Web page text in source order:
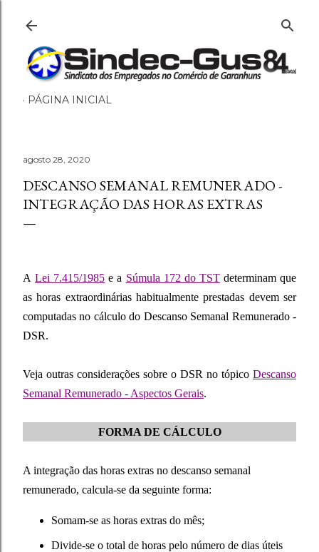
PÁGINA INICIAL
agosto 28, 2020
DESCANSO SEMANAL REMUNERADO -
INTEGRAÇÃO DAS HORAS EXTRAS
A Lei 7.415/1985 e a Súmula 172 do TST determinam que
as horas extraordinárias habitualmente prestadas devem ser
computadas no cálculo do Descanso Semanal Remunerado -
DSR.
Veja outras considerações sobre o DSR no tópico Descanso
Semanal Remunerado - Aspectos Gerais.
FORMA DE CÁLCULO
A integração das horas extras no descanso semanal
remunerado, calcula-se da seguinte forma:
Somam-se as horas extras do mês;
Divide-se o total de horas pelo número de dias úteis